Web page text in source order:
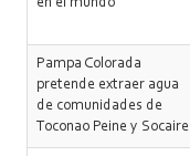
en el mundo
Pampa Colorada
pretende extraer agua
de comunidades de
Toconao Peine y Socaire